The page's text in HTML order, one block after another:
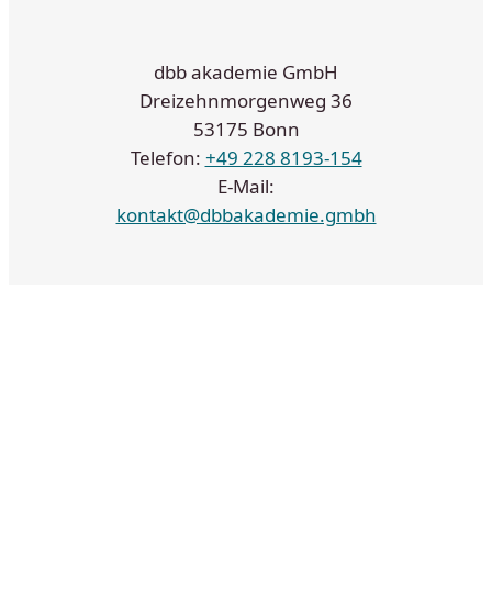
dbb akademie GmbH
Dreizehnmorgenweg 36
53175 Bonn
Telefon: +49 228 8193-154
E-Mail:
kontakt@dbbakademie.gmbh